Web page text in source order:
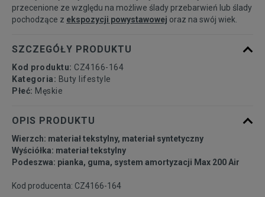
41 26 cm Powiadom o dostępności
42,5 27 cm
44 28 cm Powiadom o dostępności
przecenione ze względu na możliwe ślady przebarwień lub ślady
pochodzące z ekspozycji powystawowej oraz na swój wiek.
SZCZEGÓŁY PRODUKTU
Kod produktu: CZ4166-164
Kategoria: Buty lifestyle
Płeć: Męskie
OPIS PRODUKTU
Wierzch: materiał tekstylny, materiał syntetyczny
Wyściółka: materiał tekstylny
Podeszwa: pianka, guma, system amortyzacji Max 200 Air
Kod producenta: CZ4166-164